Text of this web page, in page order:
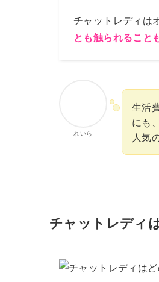
チャットレディは
とも触られること
れいら
生活
にも
人気
チャットレディ